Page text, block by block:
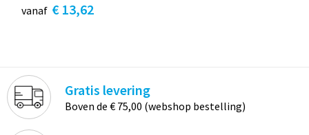
vanaf € 13,62
Gratis levering
Boven de € 75,00 (webshop bestelling)